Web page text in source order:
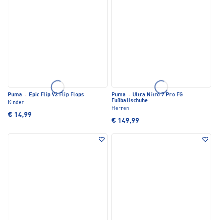
Puma · Epic Flip V3 Flip Flops
Kinder
€ 14,99
Puma · Ultra Nitro 7 Pro FG
Fußballschuhe
Herren
€ 149,99